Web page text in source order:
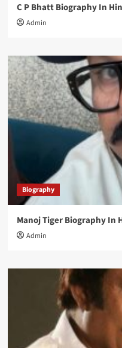
C P Bhatt Biography In
Admin
Biography
Manoj Tiger Biography In
Admin